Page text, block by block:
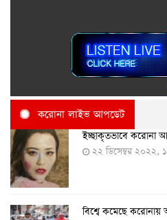
করোনা লাইভ আপডেট
ইচ্ছাকৃতভাবে করোনা
২২ ডিসেম্বর ২০২২,
বিশ্বে কমেছে করোনায়